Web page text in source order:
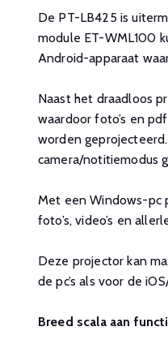
De PT-LB425 is
module ET-WML100
Android-apparaat
Naast het draadloos
waardoor foto’s en
worden
camera/notitiemodus
Met een Windows-pc
foto’s, video’s en
Deze projector kan
de pc’s als voor de
Breed scala aan